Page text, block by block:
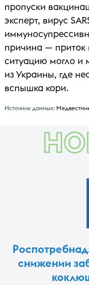
пропуски
эксперт, вирус
причина — приток
ситуацию могло и
из Украины, где
вспышка кори.
Источник данных:
снижении